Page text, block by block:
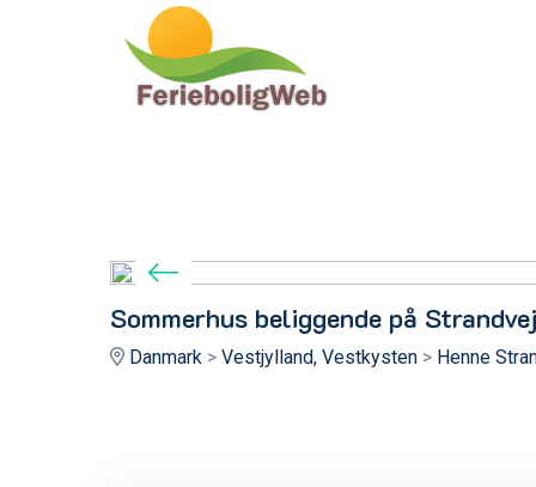
Sommerhus beliggende på
Danmark > Vestjylland, Vestkysten> Henne